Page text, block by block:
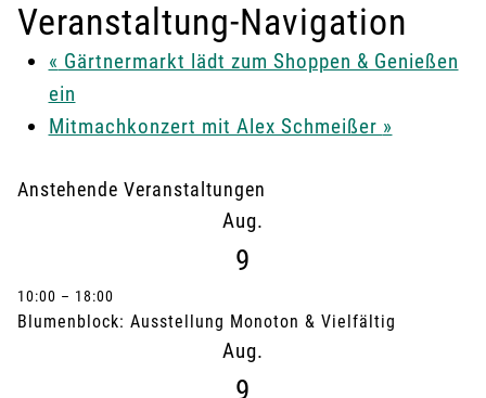
Veranstaltung-Navigation
« Gärtnermarkt lädt zum Shoppen & Genießen
ein
Mitmachkonzert mit Alex Schmeißer »
Anstehende Veranstaltungen
Aug.
9
10:00 – 18:00
Blumenblock: Ausstellung Monoton & Vielfältig
Aug.
9